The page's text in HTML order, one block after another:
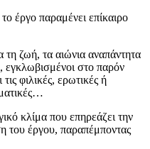
έργο παραμένει επίκαιρο
τη ζωή, τα αιώνια αναπάντητα
στο παρόν
φιλικές, ερωτικές ή
κλίμα που επηρεάζει την
του έργου, παραπέμποντας